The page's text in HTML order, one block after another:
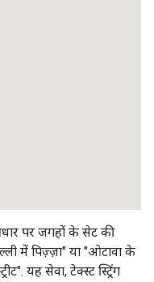
पर जगहों के सेट की
में पिज़्ज़ा" या "ओटावा के
यह सेवा, टेक्स्ट स्ट्रिंग